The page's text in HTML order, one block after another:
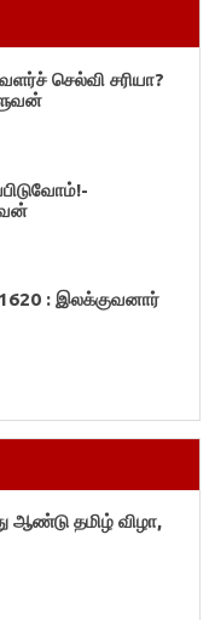
செல்வி சரியா?
: இலக்குவனார்
ஆண்டு தமிழ் விழா,